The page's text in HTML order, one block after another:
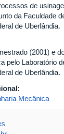
de
da Faculdade
de Uberlândia.
(2001) e
pelo Laboratório
de Uberlândia.
Mecânica